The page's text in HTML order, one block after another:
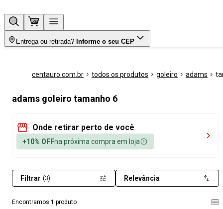
Entrega ou retirada? Informe o seu CEP
centauro.com.br todos os produtos goleiro adams
adams goleiro tamanho 6
Onde retirar perto de você
+10% OFFna próxima compra em loja
Encontramos 1 produto
Filtrar (3) Relevância